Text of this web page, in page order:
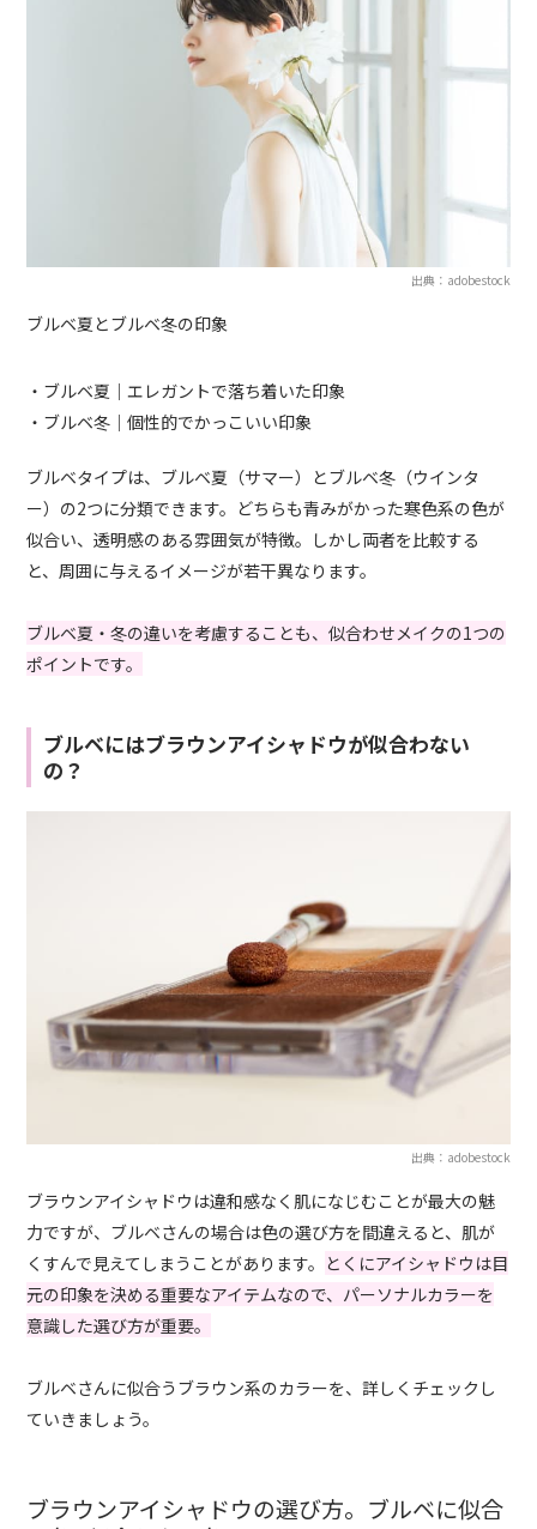
出典：adobestock
ブルベ夏とブルベ冬の印象
・ブルベ夏｜エレガントで落ち着いた印象
・ブルベ冬｜個性的でかっこいい印象
ブルベタイプは、ブルベ夏（サマー）とブルベ冬（ウインタ
ー）の2つに分類できます。どちらも青みがかった寒色系の色が
似合い、透明感のある雰囲気が特徴。しかし両者を比較する
と、周囲に与えるイメージが若干異なります。
ブルベ夏・冬の違いを考慮することも、似合わせメイクの1つの
ポイントです。
ブルベにはブラウンアイシャドウが似合わない
の？
出典：adobestock
ブラウンアイシャドウは違和感なく肌になじむことが最大の魅
力ですが、ブルベさんの場合は色の選び方を間違えると、肌が
くすんで見えてしまうことがあります。 とくにアイシャドウは目
元の印象を決める重要なアイテムなので、パーソナルカラーを
意識した選び方が重要。
ブルベさんに似合うブラウン系のカラーを、詳しくチェックし
ていきましょう。
ブラウンアイシャドウの選び方。ブルベに似合